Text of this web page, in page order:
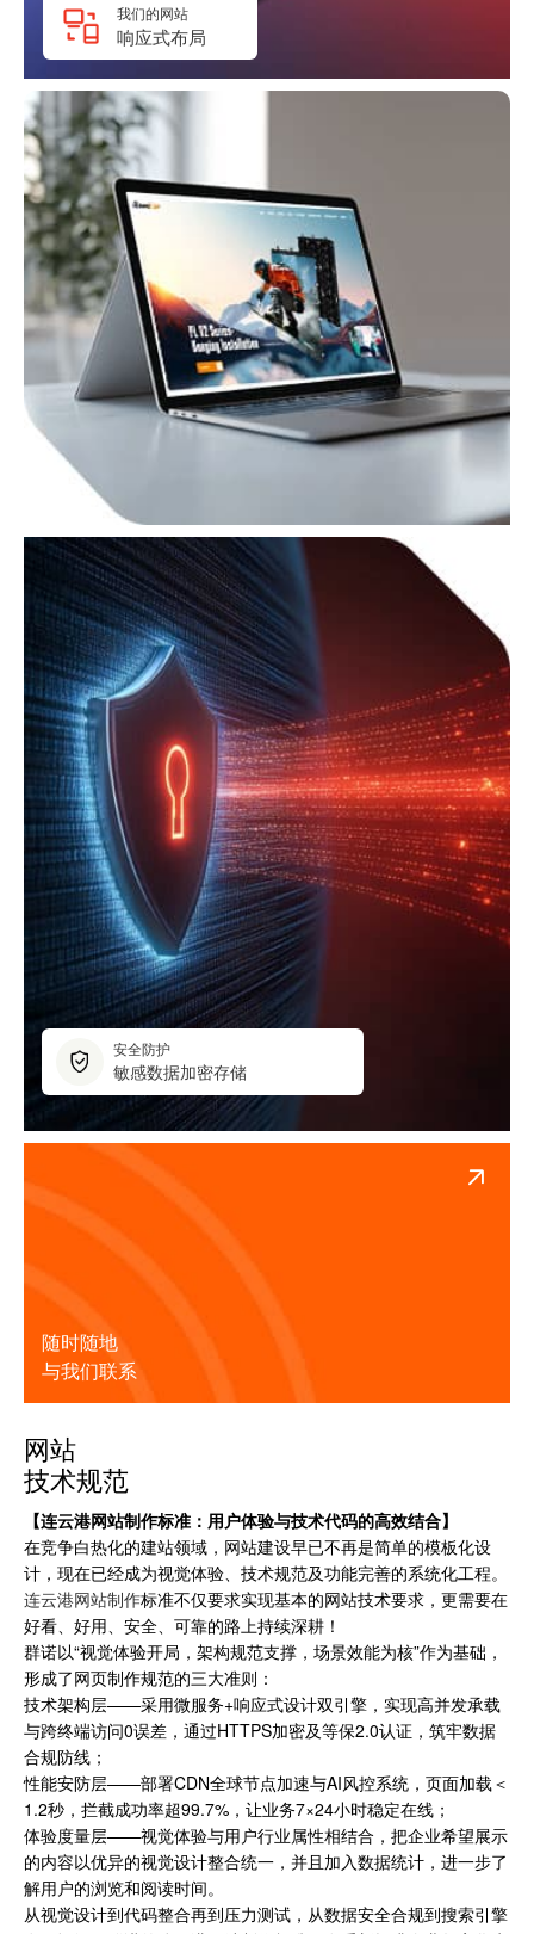
网站
技术规范
【连云港网站制作标准：用户体验与技术代码的高效结合】
在竞争白热化的建站领域，网站建设早已不再是简单的模板化设
计，现在已经成为视觉体验、技术规范及功能完善的系统化工程。
连云港网站制作标准不仅要求实现基本的网站技术要求，更需要在
好看、好用、安全、可靠的路上持续深耕！
群诺以“视觉体验开局，架构规范支撑，场景效能为核”作为基础，
形成了网页制作规范的三大准则：
技术架构层——采用微服务+响应式设计双引擎，实现高并发承载
与跨终端访问0误差，通过HTTPS加密及等保2.0认证，筑牢数据
合规防线；
性能安防层——部署CDN全球节点加速与AI风控系统，页面加载＜
1.2秒，拦截成功率超99.7%，让业务7×24小时稳定在线；
体验度量层——视觉体验与用户行业属性相结合，把企业希望展示
的内容以优异的视觉设计整合统一，并且加入数据统计，进一步了
解用户的浏览和阅读时间。
从视觉设计到代码整合再到压力测试，从数据安全合规到搜索引擎
我们的网站
响应式布局
安全防护
敏感数据加密存储
随时随地
与我们联系